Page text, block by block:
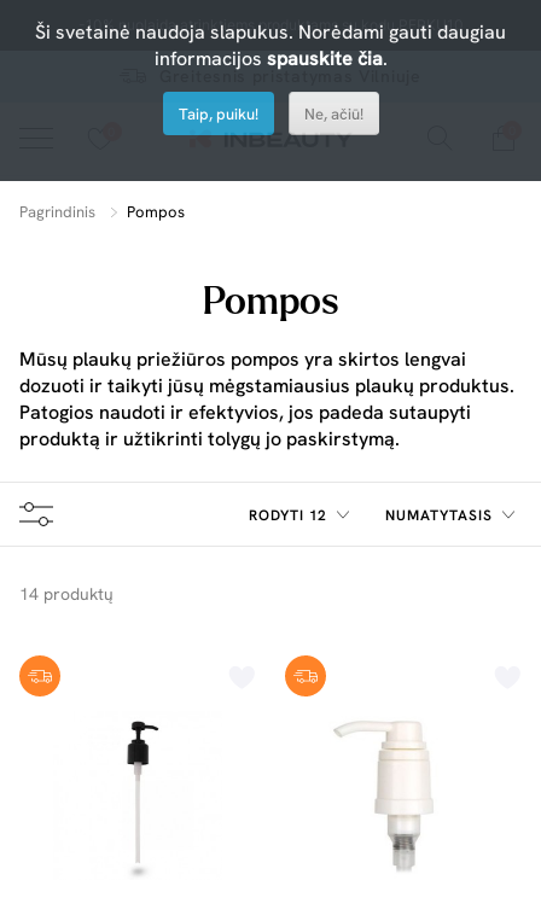
-10% nuolaida atrinktiems produktams su kodu PERKU10
Greitesnis pristatymas Vilniuje
Pagrindinis Pompos
Pompos
Mūsų plaukų priežiūros pompos yra skirtos lengvai
dozuoti ir taikyti jūsų mėgstamiausius plaukų produktus.
Patogios naudoti ir efektyvios, jos padeda sutaupyti
produktą ir užtikrinti tolygų jo paskirstymą.
RODYTI 12 NUMATYTASIS
14 produktų
Ši svetainė naudoja slapukus. Norėdami gauti daugiau
informacijos spauskite čia.
Taip, puiku! Ne, ačiū!